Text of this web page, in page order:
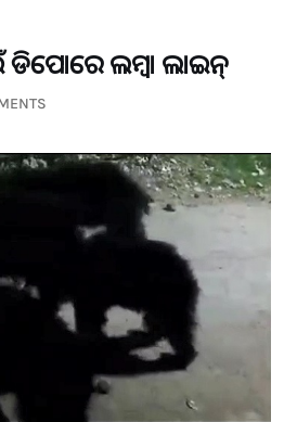
ଡିପୋରେ ଲମ୍ବା ଲାଇନ୍